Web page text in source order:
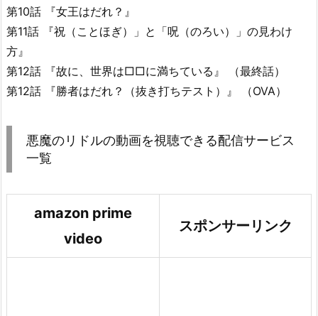
第10話 『女王はだれ？』
第11話 『祝（ことほぎ）」と「呪（のろい）」の見わけ
方』
第12話 『故に、世界は□□に満ちている』 （最終話）
第12話 『勝者はだれ？（抜き打ちテスト）』 （OVA）
悪魔のリドルの動画を視聴できる配信サービス
一覧
amazon prime
video
スポンサーリンク